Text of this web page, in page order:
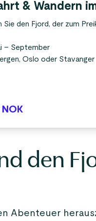
& Wandern
Sie den Fjord, der zum
– September
Oslo oder Stavanger
NOK
den
Abenteuer